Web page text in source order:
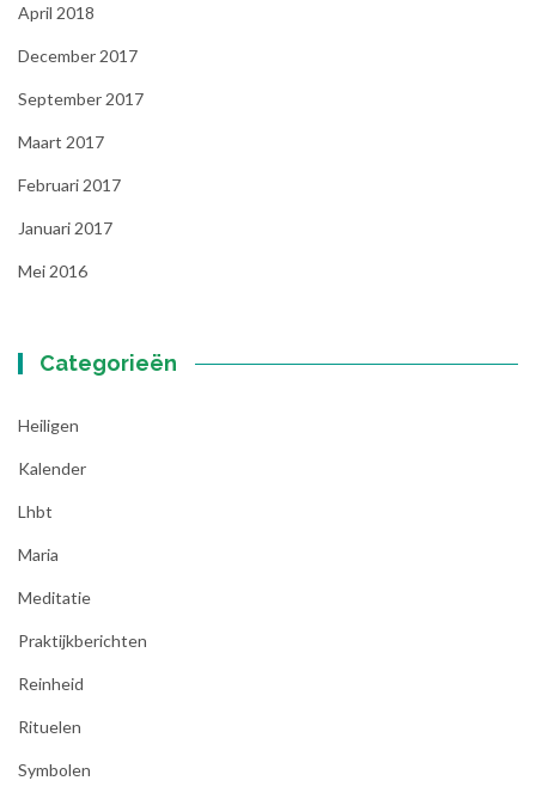
April 2018
December 2017
September 2017
Maart 2017
Februari 2017
Januari 2017
Mei 2016
Categorieën
Heiligen
Kalender
Lhbt
Maria
Meditatie
Praktijkberichten
Reinheid
Rituelen
Symbolen